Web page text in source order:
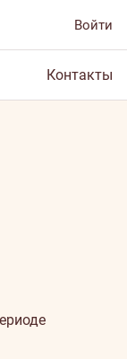
Войти
Контакты